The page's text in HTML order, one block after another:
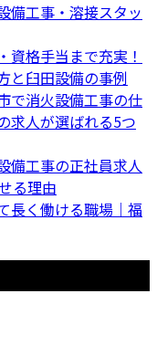
備工事・溶接スタッ
資格手当まで充実！
と臼田設備の事例
で消火設備工事の仕
求人が選ばれる5つ
備工事の正社員求人
る理由
長く働ける職場｜福